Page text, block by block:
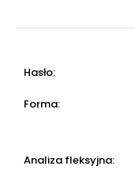
Hasło:
Forma:
Analiza fleksyjna: